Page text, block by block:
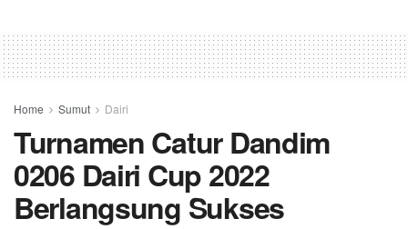
Home Sumut Dairi
Turnamen Catur Dandim
0206 Dairi Cup 2022
Berlangsung Sukses